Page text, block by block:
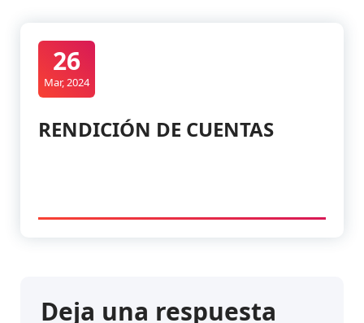
26
Mar, 2024
RENDICIÓN DE CUENTAS
Deja una respuesta